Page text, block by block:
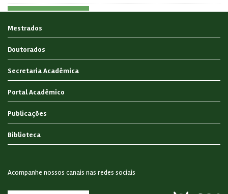
Mestrados
Doutorados
Secretaria Acadêmica
Portal Acadêmico
Publicações
Biblioteca
Acompanhe nossos canais nas redes sociais